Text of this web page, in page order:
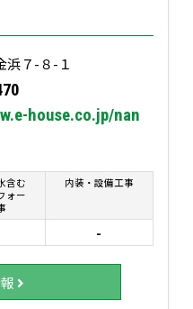
浜７-８-１
house.co.jp/nan
含む
ォー
内装・設備工事
-